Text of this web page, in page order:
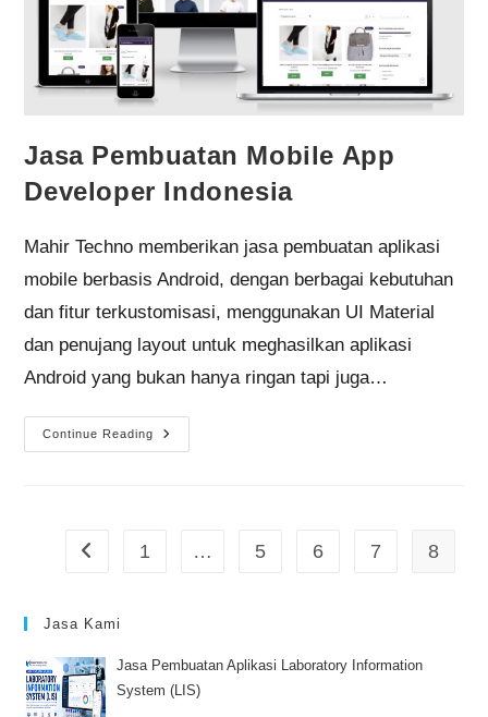
Jasa Pembuatan Mobile App
Developer Indonesia
Mahir Techno memberikan jasa pembuatan aplikasi
mobile berbasis Android, dengan berbagai kebutuhan
dan fitur terkustomisasi, menggunakan UI Material
dan penujang layout untuk meghasilkan aplikasi
Android yang bukan hanya ringan tapi juga…
Continue Reading
1 … 5 6 7 8
Jasa Kami
Jasa Pembuatan Aplikasi Laboratory Information
System (LIS)